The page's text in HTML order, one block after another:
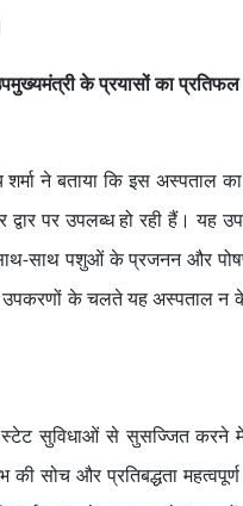
के प्रयासों का प्रतिफल
ने बताया कि इस अस्पताल
पर उपलब्ध हो रही हैं। यह
साथ पशुओं के प्रजनन और
के चलते यह अस्पताल न
सुविधाओं से सुसज्जित करने में
की सोच और प्रतिबद्धता